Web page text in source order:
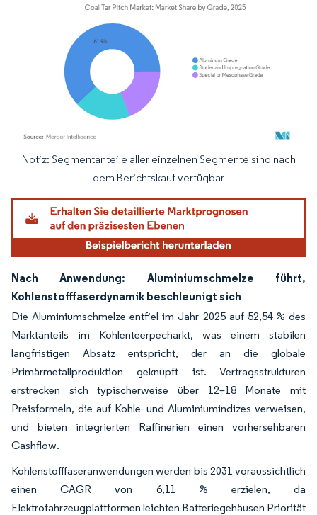
Bild © Mordor Intelligence. Wiederverwendung erfordert Namensnennung
Notiz: Segmentanteile aller einzelnen Segmente sind nach
dem Berichtskauf verfügbar
Nach Anwendung: Aluminiumschmelze führt,
Kohlenstofffaserdynamik beschleunigt sich
Die Aluminiumschmelze entfiel im Jahr 2025 auf 52,54 % des
Marktanteils im Kohlenteerpecharkt, was einem stabilen
langfristigen Absatz entspricht, der an die globale
Primärmetallproduktion geknüpft ist. Vertragsstrukturen
erstrecken sich typischerweise über 12–18 Monate mit
Preisformeln, die auf Kohle- und Aluminiumindizes verweisen,
und bieten integrierten Raffinerien einen vorhersehbaren
Cashflow.
Kohlenstofffaseranwendungen werden bis 2031 voraussichtlich
einen CAGR von 6,11 % erzielen, da
Elektrofahrzeugplattformen leichten Batteriegehäusen Priorität